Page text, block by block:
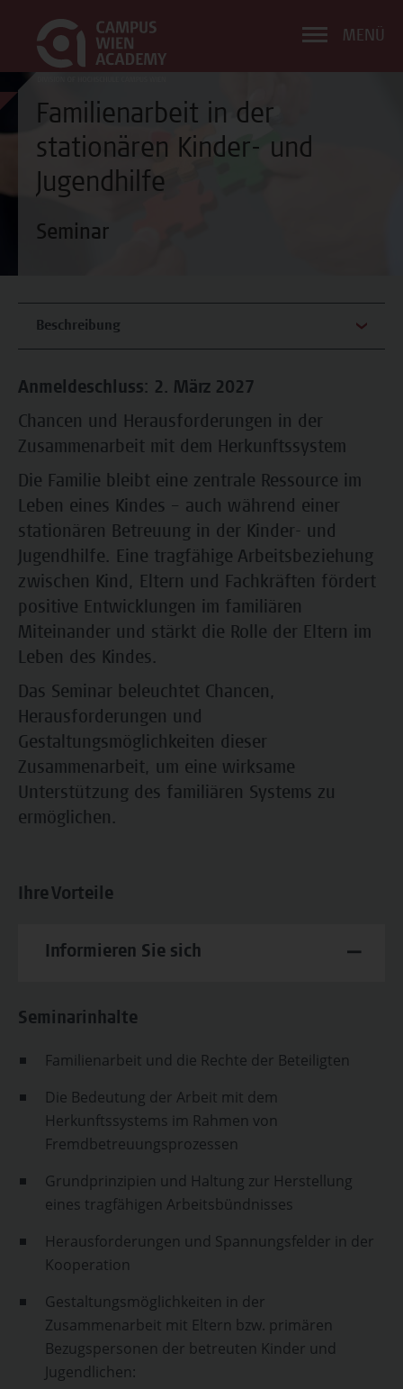
MENÜ
Familienarbeit in der
stationären Kinder- und
Jugendhilfe
Seminar
Beschreibung
Anmeldeschluss: 2. März 2027
Chancen und Herausforderungen in der
Zusammenarbeit mit dem Herkunftssystem
Die Familie bleibt eine zentrale Ressource im
Leben eines Kindes – auch während einer
stationären Betreuung in der Kinder- und
Jugendhilfe. Eine tragfähige Arbeitsbeziehung
zwischen Kind, Eltern und Fachkräften fördert
positive Entwicklungen im familiären
Miteinander und stärkt die Rolle der Eltern im
Leben des Kindes.
Das Seminar beleuchtet Chancen,
Herausforderungen und
Gestaltungsmöglichkeiten dieser
Zusammenarbeit, um eine wirksame
Unterstützung des familiären Systems zu
ermöglichen.
Ihre Vorteile
Informieren Sie sich
Seminarinhalte
Familienarbeit und die Rechte der Beteiligten
Die Bedeutung der Arbeit mit dem
Herkunftssystems im Rahmen von
Fremdbetreuungsprozessen
Grundprinzipien und Haltung zur Herstellung
eines tragfähigen Arbeitsbündnisses
Herausforderungen und Spannungsfelder in der
Kooperation
Gestaltungsmöglichkeiten in der
Zusammenarbeit mit Eltern bzw. primären
Bezugspersonen der betreuten Kinder und
Jugendlichen: